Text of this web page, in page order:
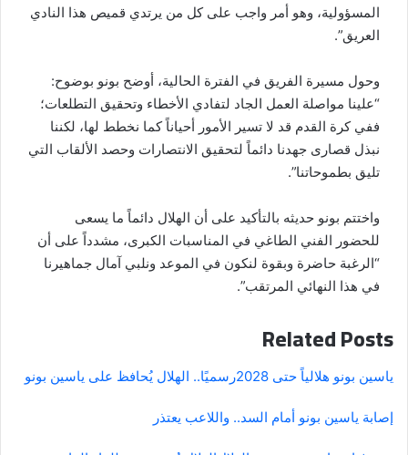
المسؤولية، وهو أمر واجب على كل من يرتدي قميص هذا النادي
العريق”.
وحول مسيرة الفريق في الفترة الحالية، أوضح بونو بوضوح:
“علينا مواصلة العمل الجاد لتفادي الأخطاء وتحقيق التطلعات؛
ففي كرة القدم قد لا تسير الأمور أحياناً كما نخطط لها، لكننا
نبذل قصارى جهدنا دائماً لتحقيق الانتصارات وحصد الألقاب التي
تليق بطموحاتنا”.
واختتم بونو حديثه بالتأكيد على أن الهلال دائماً ما يسعى
للحضور الفني الطاغي في المناسبات الكبرى، مشدداً على أن
“الرغبة حاضرة وبقوة لنكون في الموعد ونلبي آمال جماهيرنا
في هذا النهائي المرتقب”.
Related Posts
ياسين بونو هلالياً حتى 2028 رسميًا.. الهلال يُحافظ على ياسين بونو
إصابة ياسين بونو أمام السد.. واللاعب يعتذر